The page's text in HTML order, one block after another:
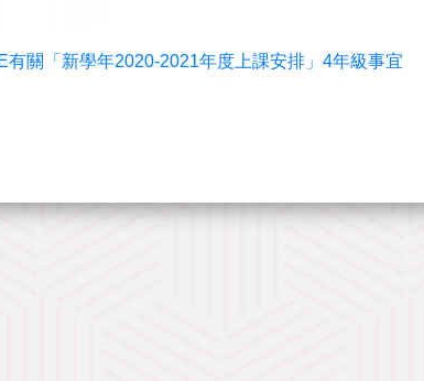
有關「新學年2020-2021年度上課安排」4年級事宜